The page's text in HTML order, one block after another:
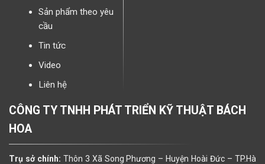
Sản phẩm theo yêu
cầu
Tin tức
Video
Liên hệ
CÔNG TY TNHH PHÁT TRIỂN KỸ THUẬT BÁCH
HOA
Trụ sở chính: Thôn 3 Xã Song Phương – Huyện Hoài Đức – TP.Hà